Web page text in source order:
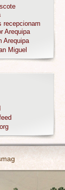
recepcionam
Arequipa
Arequipa
Miguel